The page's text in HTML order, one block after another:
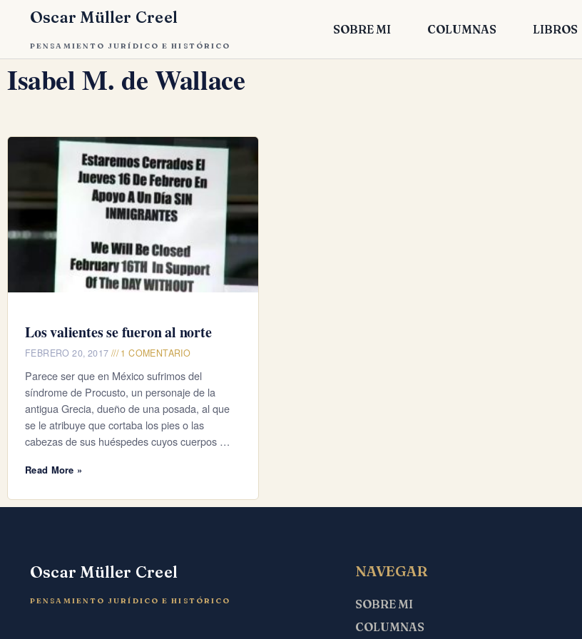
Oscar Müller Creel
PENSAMIENTO JURÍDICO E HISTÓRICO
SOBRE MI COLUMNAS LIBROS
Isabel M. de Wallace
Los valientes se fueron al norte
FEBRERO 20, 2017 1 COMENTARIO
Parece ser que en México sufrimos del
síndrome de Procusto, un personaje de la
antigua Grecia, dueño de una posada, al que
se le atribuye que cortaba los pies o las
cabezas de sus huéspedes cuyos cuerpos …
Read More »
Oscar Müller Creel
PENSAMIENTO JURÍDICO E HISTÓRICO
NAVEGAR
SOBRE MI
COLUMNAS